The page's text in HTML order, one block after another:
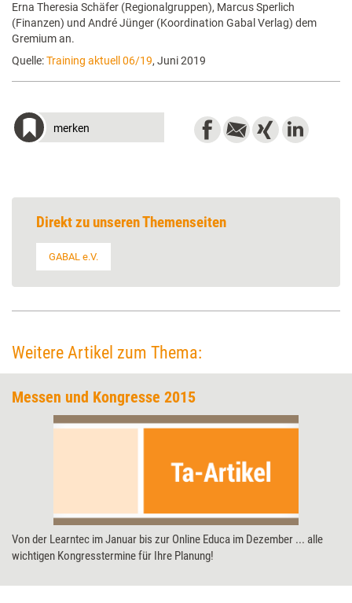
Erna Theresia Schäfer (Regionalgruppen), Marcus Sperlich
(Finanzen) und André Jünger (Koordination Gabal Verlag) dem
Gremium an.
Quelle:Training aktuell 06/19, Juni 2019
merken
Direkt zu unseren Themenseiten
GABAL e.V.
Weitere Artikel zum Thema:
Messen und Kongresse 2015
Von der Learntec im Januar bis zur Online Educa im Dezember ... alle
wichtigen Kongresstermine für Ihre Planung!